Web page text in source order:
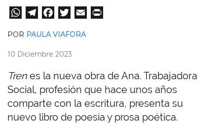
W
A
pp
Te
a
m
Fa
ok er
POR PAULA VIAFORA
10 Diciembre 2023
Tren es la nueva obra de Ana. Trabajadora
Social, profesión que hace unos años
comparte con la escritura, presenta su
nuevo libro de poesía y prosa poética.